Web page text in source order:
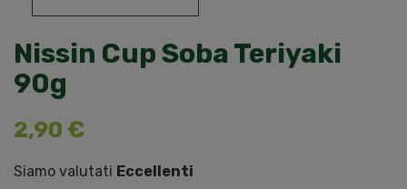
Nissin Cup Soba Teriyaki
90g
2,90 €
Siamo valutati Eccellenti